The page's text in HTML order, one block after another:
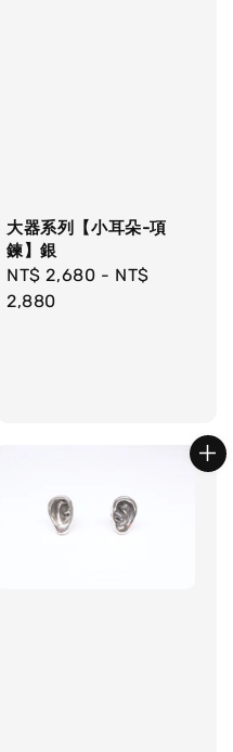
大器系列【小耳朵-項
鍊】銀
Regular
price
NT$ 2,680 - NT$
2,880